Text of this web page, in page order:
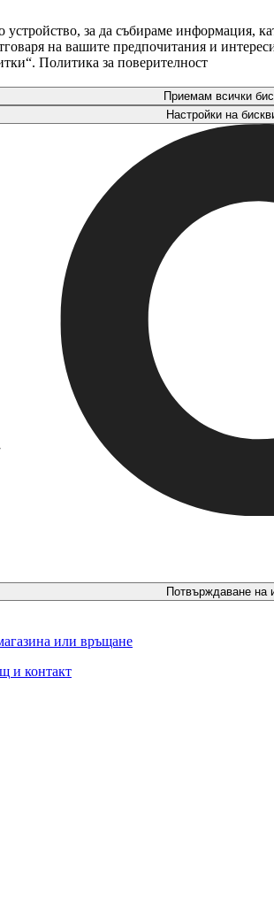
за да събираме
на вашите предпочитания и
Политика за поверителност
Приемам всички
Настройки на
Потвърждаване на
или връщане
и контакт